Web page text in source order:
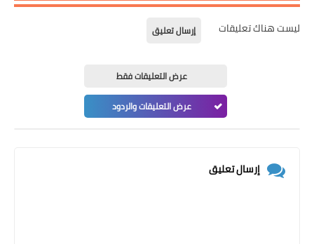
ليست هناك تعليقات إرسال تعليق
عرض التعليقات فقط
عرض التعليقات والردود
إرسال تعليق